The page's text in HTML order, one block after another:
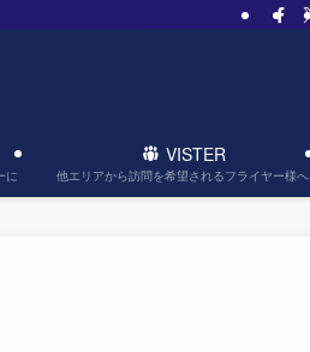
に
VISTER
他エリアから訪問を希望されるフライヤー様へ